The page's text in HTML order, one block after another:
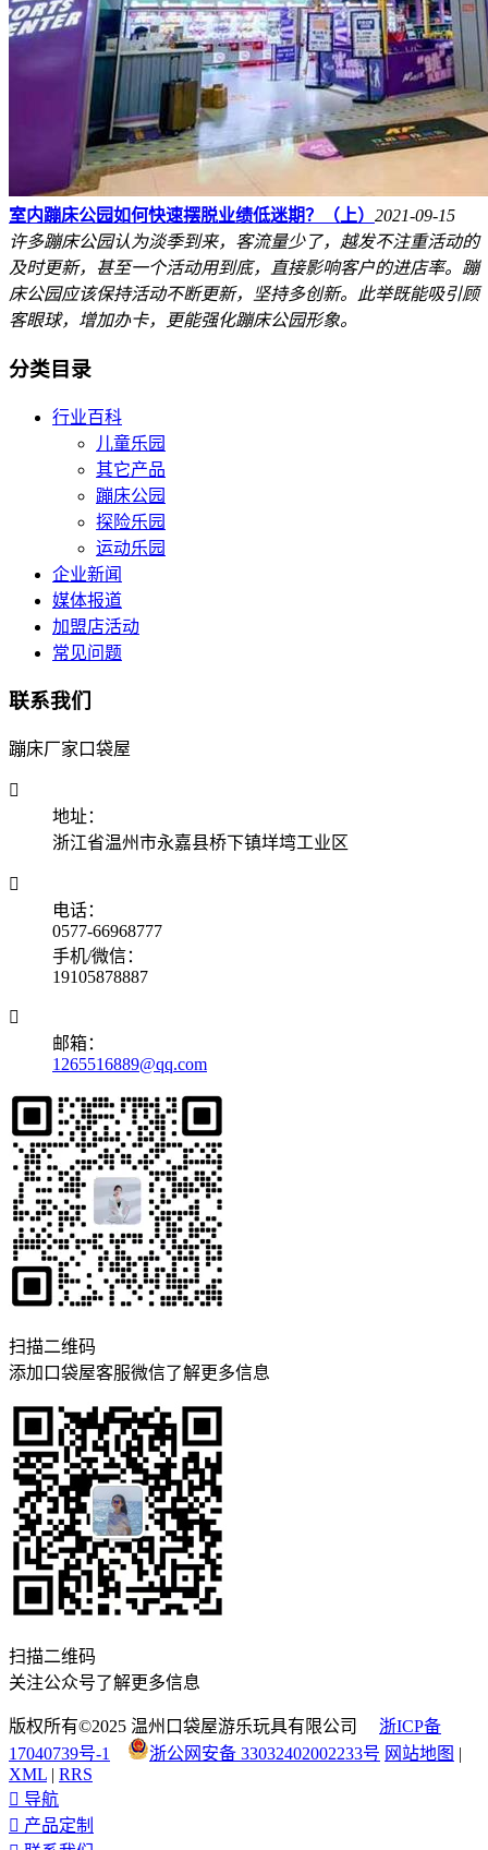
室内蹦床公园如何快速摆脱业绩低迷期？（上） 2021-09-15
许多蹦床公园认为淡季到来，客流量少了，越发不注重活动的
及时更新，甚至一个活动用到底，直接影响客户的进店率。蹦
床公园应该保持活动不断更新，坚持多创新。此举既能吸引顾
客眼球，增加办卡，更能强化蹦床公园形象。
分类目录
行业百科
儿童乐园
其它产品
蹦床公园
探险乐园
运动乐园
企业新闻
媒体报道
加盟店活动
常见问题
联系我们
蹦床厂家口袋屋

地址：
浙江省温州市永嘉县桥下镇垟塆工业区

电话：
0577-66968777
手机/微信：
19105878887

邮箱：
1265516889@qq.com
扫描二维码
添加口袋屋客服微信了解更多信息
扫描二维码
关注公众号了解更多信息
版权所有©2025 温州口袋屋游乐玩具有限公司 浙ICP备
17040739号-1
浙公网安备 33032402002233号 网站地图 |
XML | RRS
 导航
 产品定制